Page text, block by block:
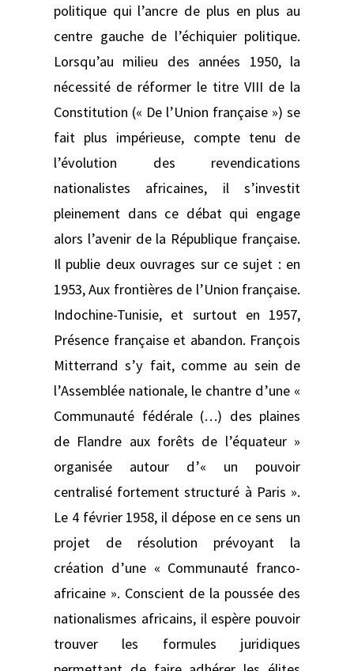
politique qui l’ancre de plus en plus au
centre gauche de l’échiquier politique.
Lorsqu’au milieu des années 1950, la
nécessité de réformer le titre VIII de la
Constitution (« De l’Union française ») se
fait plus impérieuse, compte tenu de
l’évolution des revendications
nationalistes africaines, il s’investit
pleinement dans ce débat qui engage
alors l’avenir de la République française.
Il publie deux ouvrages sur ce sujet : en
1953, Aux frontières de l’Union française.
Indochine-Tunisie, et surtout en 1957,
Présence française et abandon. François
Mitterrand s’y fait, comme au sein de
l’Assemblée nationale, le chantre d’une «
Communauté fédérale (…) des plaines
de Flandre aux forêts de l’équateur »
organisée autour d’« un pouvoir
centralisé fortement structuré à Paris ».
Le 4 février 1958, il dépose en ce sens un
projet de résolution prévoyant la
création d’une « Communauté franco-
africaine ». Conscient de la poussée des
nationalismes africains, il espère pouvoir
trouver les formules juridiques